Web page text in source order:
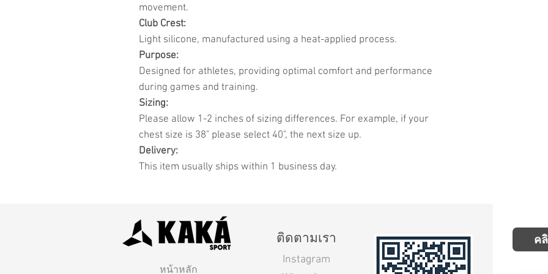
movement.
Club Crest:
Light silicone, manufactured using a heat-applied process.
Purpose:
Designed for athletes, providing optimal comfort and performance
during games and training.
Sizing:
Please allow 1-2 inches of sizing differences. For example, if your
chest size is 38" please select 40", the next size up.
Delivery:
This item usually ships within 1 business day.
หน้าหลัก
ติดตามเรา
Instagram
ค